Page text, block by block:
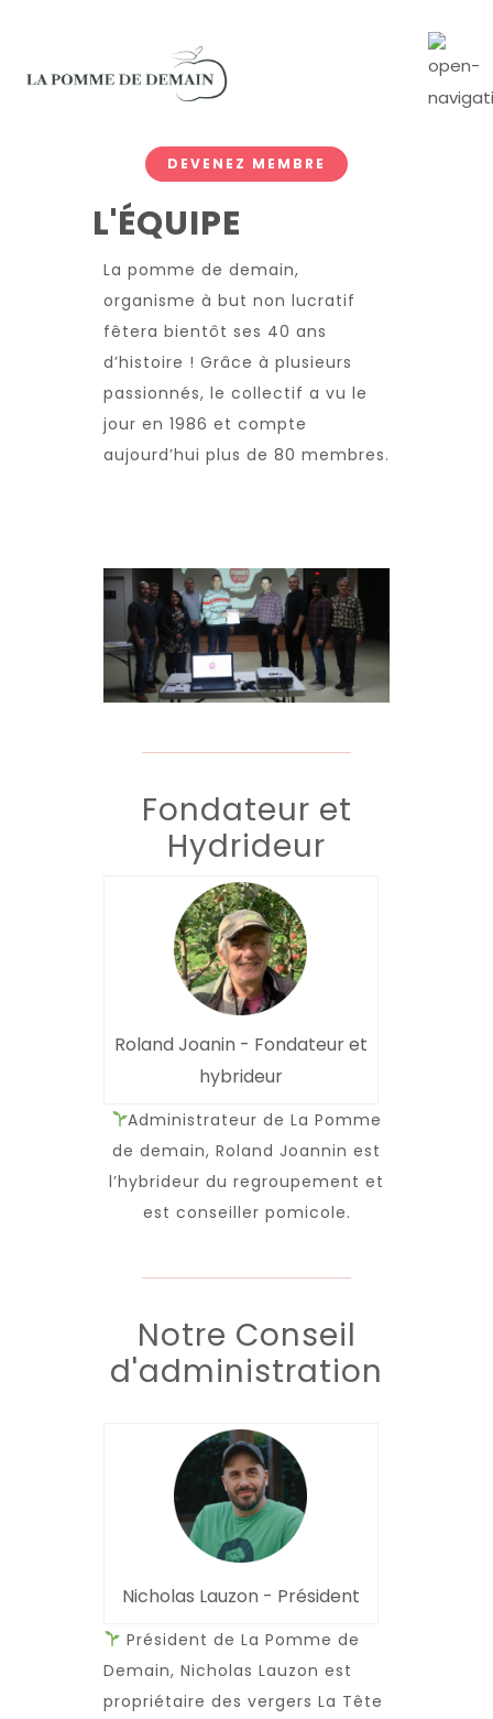
DEVENEZ MEMBRE
L'ÉQUIPE
La pomme de demain,
organisme à but non lucratif
fêtera bientôt ses 40 ans
d’histoire ! Grâce à plusieurs
passionnés, le collectif a vu le
jour en 1986 et compte
aujourd’hui plus de 80 membres.
Fondateur et
Hydrideur
Roland Joanin - Fondateur et
hybrideur
Administrateur de La Pomme
de demain, Roland Joannin est
l’hybrideur du regroupement et
est conseiller pomicole.
Notre Conseil
d'administration
Nicholas Lauzon - Président
Président de La Pomme de
Demain, Nicholas Lauzon est
propriétaire des vergers La Tête